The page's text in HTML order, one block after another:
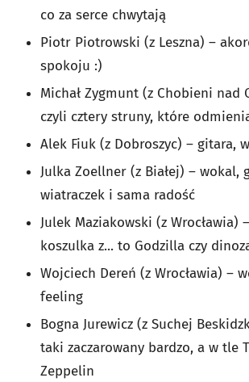
co za serce chwytają
Piotr Piotrowski (z Leszna) –
spokoju :)
Michał Zygmunt (z Chobieni nad
czyli cztery struny, które
Alek Fiuk (z Dobroszyc) – gitara,
Julka Zoellner (z Białej) – wokal,
wiatraczek i sama radość
Julek Maziakowski (z Wrocławia)
koszulka z... to Godzilla czy
Wojciech Dereń (z Wrocławia) –
feeling
Bogna Jurewicz (z Suchej
taki zaczarowany bardzo, a w tle
Zeppelin